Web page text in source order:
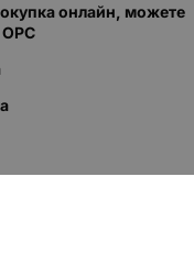
онлайн, можете
ОРС